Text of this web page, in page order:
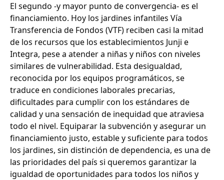
El segundo -y mayor punto de convergencia- es el
financiamiento. Hoy los jardines infantiles Vía
Transferencia de Fondos (VTF) reciben casi la mitad
de los recursos que los establecimientos Junji e
Integra, pese a atender a niñas y niños con niveles
similares de vulnerabilidad. Esta desigualdad,
reconocida por los equipos programáticos, se
traduce en condiciones laborales precarias,
dificultades para cumplir con los estándares de
calidad y una sensación de inequidad que atraviesa
todo el nivel. Equiparar la subvención y asegurar un
financiamiento justo, estable y suficiente para todos
los jardines, sin distinción de dependencia, es una de
las prioridades del país si queremos garantizar la
igualdad de oportunidades para todos los niños y